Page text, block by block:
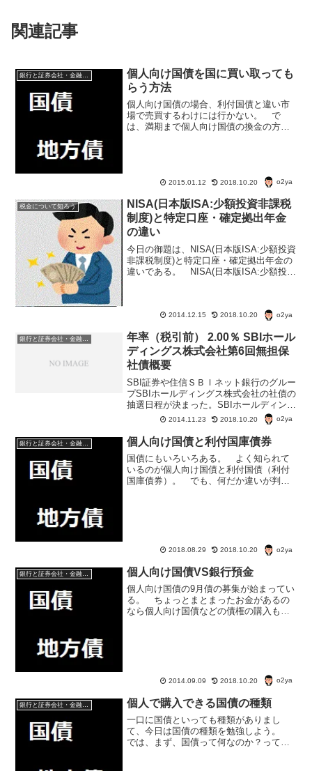
関連記事
銀行と証券会社・金融商品
個人向け国債を国に買い取っても
らう方法
個人向け国債の場合、利付国債と違い市
場で売買するわけには行かない。 で
は、満期まで個人向け国債の換金の方法
2015.01.12 2018.10.20 o2ya
税金について知ろう
NISA(日本版ISA:少額投資非課税
制度)と特定口座・確定拠出年金
の違い
今日の御題は、NISA(日本版ISA:少額投資
非課税制度)と特定口座・確定拠出年金の
違いである。 NISA(日本版ISA:少額投資
2014.12.15 2018.10.20 o2ya
銀行と証券会社・金融商品
年率（税引前） 2.00％ SBIホール
ディングス株式会社第6回無担保
社債概要
SBI証券や住信ＳＢＩネット銀行のグルー
プSBIホールディングス株式会社の社債の
抽選日程が決まった。SBIホールディング
ス株式会社第6回無担保社債（社債間限定
同順位特約付） 概要格付けBBB（R&I）
年率（税引前）2.00％申し込み単位額
面...
2014.11.23 2018.10.20 o2ya
個人向け国債と利付国庫債券
国債にもいろいろある。 よく知られて
いるのが個人向け国債と利付国債（利付
国庫債券）。 でも、何だか違いが判ら
2018.08.29 2018.10.20 o2ya
銀行と証券会社・金融商品 個人向け国債VS銀行預金
個人向け国債の9月債の募集が始まってい
る。 ちょっとまとまったお金があるの
なら個人向け国債などの債権の購入も検
2014.09.09 2018.10.20 o2ya
個人で購入できる国債の種類
一口に国債といっても種類がありまし
て、今日は国債の種類を勉強しよう。
では、まず、国債って何なのか？って話